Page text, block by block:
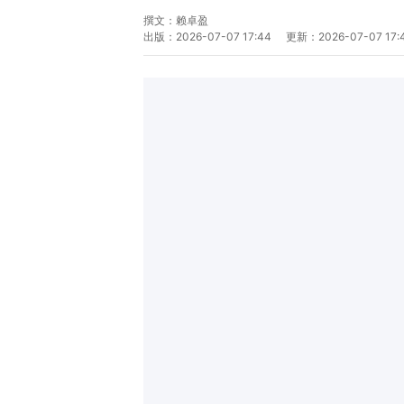
撰文： 赖卓盈
出版： 2026-07-07 17:44 更新： 2026-07-07